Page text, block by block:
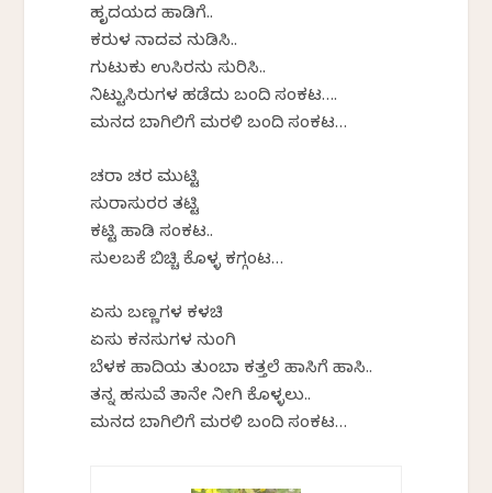
ಹೃದಯದಹಾಡಿಗೆ..
ಕರುಳ ನಾದವ ನುಡಿಸಿ..
ಗುಟುಕುಉಸಿರನು ಸುರಿಸಿ..
ನಿಟ್ಟುಸಿರುಗಳ ಹಡೆದು ಬಂದಿದೆ ಸಂಕಟ….
ಮನದ ಬಾಗಿಲಿಗೆ ಮರಳಿ ಬಂದಿದೆ ಸಂಕಟ…
ಚರಾ ಚರ ಮುಟ್ಟಿ
ಸುರಾಸುರರ ತಟ್ಟಿ
ಕಟ್ಟಿಹಾಡಿದೆ ಸಂಕಟ..
ಸುಲಬಕೆ ಬಿಚ್ಚಿ ಕೊಳ್ಳದೆ ಕಗ್ಗಂಟ…
ಏಸು ಬಣ್ಣಗಳ ಕಳಚಿ
ಏಸು ಕನಸುಗಳ ನುಂಗಿ
ಬೆಳಕ ಹಾದಿಯ ತುಂಬಾ ಕತ್ತಲೆ ಹಾಸಿಗೆ ಹಾಸಿ..
ತನ್ನ ಹಸುವೆ ತಾನೇನೀಗಿ ಕೊಳ್ಳಲು..
ಮನದ ಬಾಗಿಲಿಗೆ ಮರಳಿ ಬಂದಿದೆ ಸಂಕಟ…